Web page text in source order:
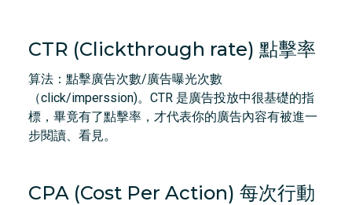
CTR (Clickthrough rate) 點擊率
算法：點擊廣告次數/廣告曝光次數
（click/imperssion)。CTR 是廣告投放中很基礎的指
標，畢竟有了點擊率，才代表你的廣告內容有被進一
步閱讀、看見。
CPA (Cost Per Action) 每次行動